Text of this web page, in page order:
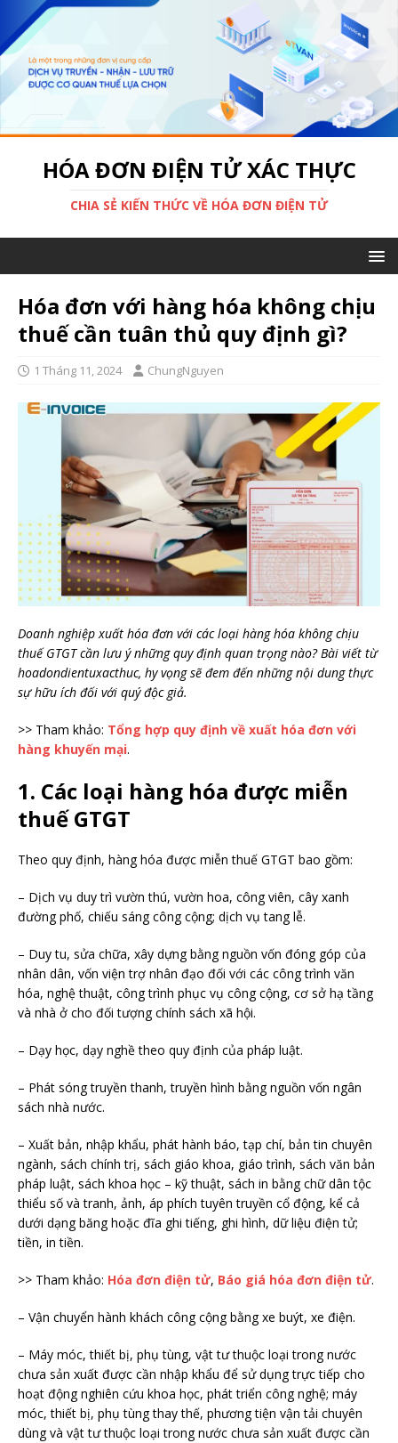
HÓA ĐƠN ĐIỆN TỬ XÁC THỰC
CHIA SẺ KIẾN THỨC VỀ HÓA ĐƠN ĐIỆN TỬ
Hóa đơn với hàng hóa không chịu
thuế cần tuân thủ quy định gì?
1 Tháng 11, 2024 ChungNguyen
Doanh nghiệp xuất hóa đơn với các loại hàng hóa không chịu
thuế GTGT cần lưu ý những quy định quan trọng nào? Bài viết từ
hoadondientuxacthuc, hy vọng sẽ đem đến những nội dung thực
sự hữu ích đối với quý độc giả.
>> Tham khảo: Tổng hợp quy định về xuất hóa đơn với
hàng khuyến mại.
1. Các loại hàng hóa được miễn
thuế GTGT
Theo quy định, hàng hóa được miễn thuế GTGT bao gồm:
– Dịch vụ duy trì vườn thú, vườn hoa, công viên, cây xanh
đường phố, chiếu sáng công cộng; dịch vụ tang lễ.
– Duy tu, sửa chữa, xây dựng bằng nguồn vốn đóng góp của
nhân dân, vốn viện trợ nhân đạo đối với các công trình văn
hóa, nghệ thuật, công trình phục vụ công cộng, cơ sở hạ tầng
và nhà ở cho đối tượng chính sách xã hội.
– Dạy học, dạy nghề theo quy định của pháp luật.
– Phát sóng truyền thanh, truyền hình bằng nguồn vốn ngân
sách nhà nước.
– Xuất bản, nhập khẩu, phát hành báo, tạp chí, bản tin chuyên
ngành, sách chính trị, sách giáo khoa, giáo trình, sách văn bản
pháp luật, sách khoa học – kỹ thuật, sách in bằng chữ dân tộc
thiểu số và tranh, ảnh, áp phích tuyên truyền cổ động, kể cả
dưới dạng băng hoặc đĩa ghi tiếng, ghi hình, dữ liệu điện tử;
tiền, in tiền.
>> Tham khảo: Hóa đơn điện tử, Báo giá hóa đơn điện tử.
– Vận chuyển hành khách công cộng bằng xe buýt, xe điện.
– Máy móc, thiết bị, phụ tùng, vật tư thuộc loại trong nước
chưa sản xuất được cần nhập khẩu để sử dụng trực tiếp cho
hoạt động nghiên cứu khoa học, phát triển công nghệ; máy
móc, thiết bị, phụ tùng thay thế, phương tiện vận tải chuyên
dùng và vật tư thuộc loại trong nước chưa sản xuất được cần